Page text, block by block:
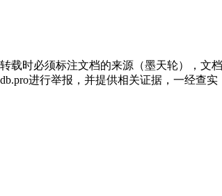
载时必须标注文档的来源（墨天轮），
进行举报，并提供相关证据，一经查实